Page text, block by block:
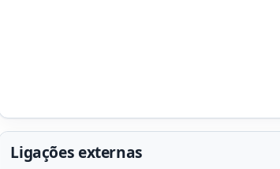
Ligações externas